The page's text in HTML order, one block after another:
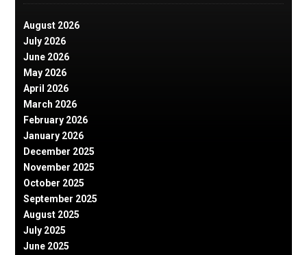
August 2026
July 2026
June 2026
May 2026
April 2026
March 2026
February 2026
January 2026
December 2025
November 2025
October 2025
September 2025
August 2025
July 2025
June 2025